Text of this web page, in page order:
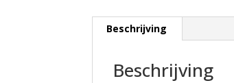
Beschrijving
Beschrijving